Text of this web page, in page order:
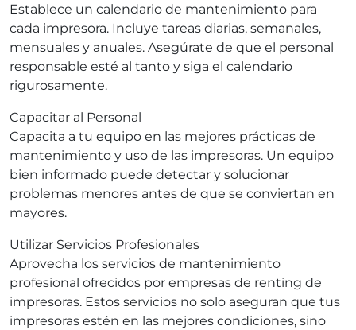
Establece un calendario de mantenimiento para
cada impresora. Incluye tareas diarias, semanales,
mensuales y anuales. Asegúrate de que el personal
responsable esté al tanto y siga el calendario
rigurosamente.
Capacitar al Personal
Capacita a tu equipo en las mejores prácticas de
mantenimiento y uso de las impresoras. Un equipo
bien informado puede detectar y solucionar
problemas menores antes de que se conviertan en
mayores.
Utilizar Servicios Profesionales
Aprovecha los servicios de mantenimiento
profesional ofrecidos por empresas de renting de
impresoras. Estos servicios no solo aseguran que tus
impresoras estén en las mejores condiciones, sino